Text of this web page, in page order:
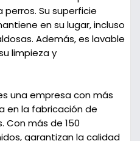
Su superficie
en su lugar, incluso
Además, es lavable
limpieza y
una empresa con más
en la fabricación de
más de 150
garantizan la calidad